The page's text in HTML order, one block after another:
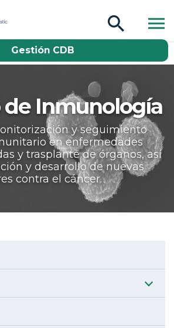
Gestión CDB
de Inmunología
y seguimiento
en enfermedades
y trasplante de órganos, así
y desarrollo de nuevas
contra el cáncer.